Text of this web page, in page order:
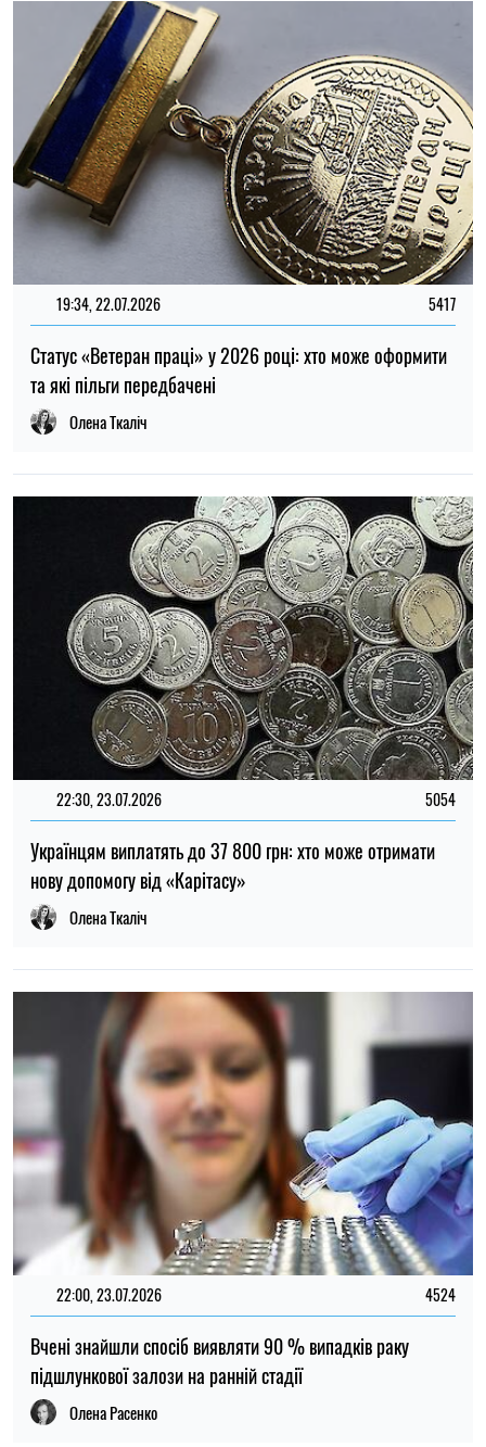
22:30, 23.07.2026 5054
Українцям виплатять до 37 800 грн: хто може отримати
Олена Ткаліч
22:00, 23.07.2026 4524
Вчені знайшли спосіб виявляти 90 % випадків раку
Олена Расенко
НОВИНИ ПРО ВІЙНУ